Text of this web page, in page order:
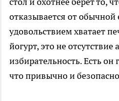
отказывается от обычной
удовольствием хватает
йогурт, это не отсутствие
избирательность. Есть он
что привычно и